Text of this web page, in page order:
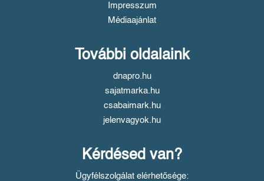
Impresszum
Médiaajánlat
További oldalaink
dnapro.hu
sajatmarka.hu
csabaimark.hu
jelenvagyok.hu
Kérdésed van?
Ügyfélszolgálat elérhetősége: